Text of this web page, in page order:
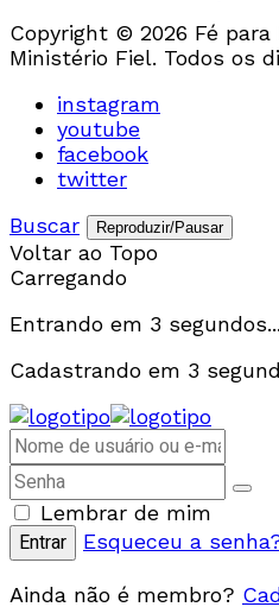
Copyright © 2026 Fé para
Ministério Fiel. Todos os
instagram
youtube
facebook
twitter
Buscar
Reproduzir/Pausar
Voltar ao Topo
Carregando
Entrando em 3 segundos...
Cadastrando em 3
Lembrar de mim
Esqueceu a
Ainda não é membro?